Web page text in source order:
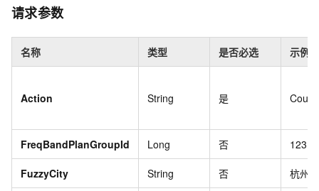
请求参数
名称 类型 是否必选 示例值
Action String 是
FreqBandPlanGroupId Long 否 123
FuzzyCity String 否 杭州